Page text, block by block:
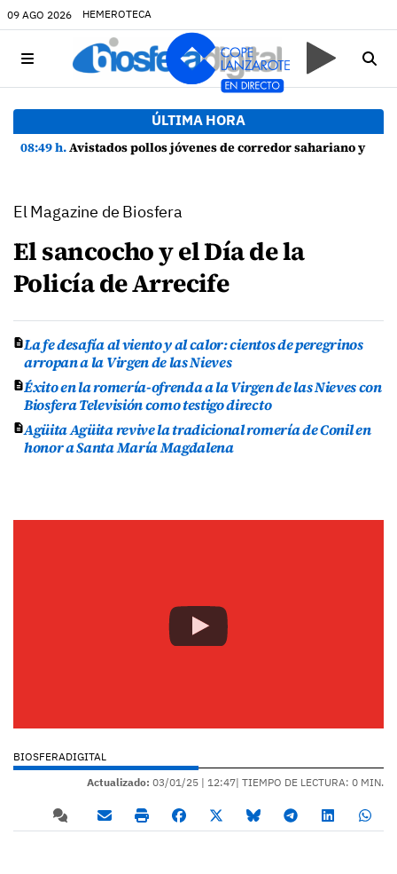
09 AGO 2026 HEMEROTECA
ÚLTIMA HORA
08:49 h.Avistados pollos jóvenes de corredor sahariano y episodios de cortejo de hubara cerca del rally de Lanzarote
El Magazine de Biosfera
El sancocho y el Día de la
Policía de Arrecife
La fe desafía al viento y al calor: cientos de peregrinos
arropan a la Virgen de las Nieves
Éxito en la romería-ofrenda a la Virgen de las Nieves con
Biosfera Televisión como testigo directo
Agüita Agüita revive la tradicional romería de Conil en
honor a Santa María Magdalena
BIOSFERADIGITAL
Actualizado: 03/01/25 | 12:47| TIEMPO DE LECTURA: 0 MIN.